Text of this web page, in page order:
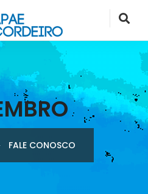
FALE CONOSCO